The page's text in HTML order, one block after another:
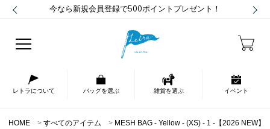
今なら新規会員登録で500ポイントプレゼント！
レトラについて バッグを選ぶ 雑貨を選ぶ イベント
HOME すべてのアイテム MESH BAG - Yellow - (XS) - 1 -【2026 NEW】